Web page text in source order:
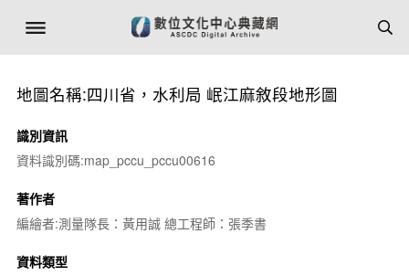
地圖名稱:四川省，水利局 岷江麻敘段地形圖
識別資訊
資料識別碼:map_pccu_pccu00616
著作者
編繪者:測量隊長：黃用誠 總工程師：張季書
資料類型